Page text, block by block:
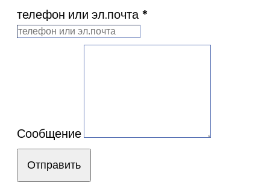
телефон или эл.почта*
Сообщение
Отправить